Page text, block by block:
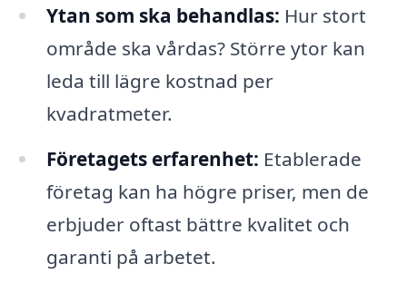
Ytan som ska behandlas: Hur stort
område ska vårdas? Större ytor kan
leda till lägre kostnad per
kvadratmeter.
Företagets erfarenhet: Etablerade
företag kan ha högre priser, men de
erbjuder oftast bättre kvalitet och
garanti på arbetet.